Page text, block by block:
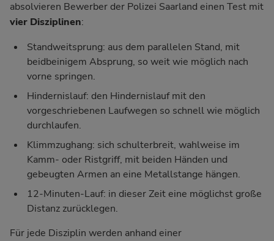
absolvieren Bewerber der Polizei Saarland einen Test mit
vier Disziplinen:
Standweitsprung: aus dem parallelen Stand, mit
beidbeinigem Absprung, so weit wie möglich nach
vorne springen.
Hindernislauf: den Hindernislauf mit den
vorgeschriebenen Laufwegen so schnell wie möglich
durchlaufen.
Klimmzughang: sich schulterbreit, wahlweise im
Kamm- oder Ristgriff, mit beiden Händen und
gebeugten Armen an eine Metallstange hängen.
12-Minuten-Lauf: in dieser Zeit eine möglichst große
Distanz zurücklegen.
Für jede Disziplin werden anhand einer